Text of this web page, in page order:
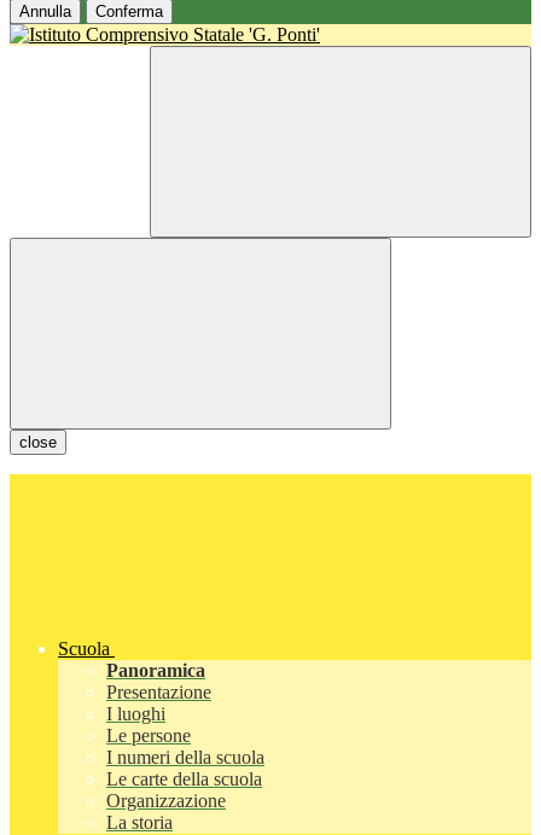
Annulla Conferma
close
Scuola
Panoramica
Presentazione
I luoghi
Le persone
I numeri della scuola
Le carte della scuola
Organizzazione
La storia